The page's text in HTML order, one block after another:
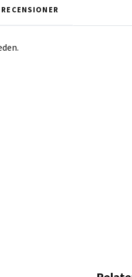
RECENSIONER